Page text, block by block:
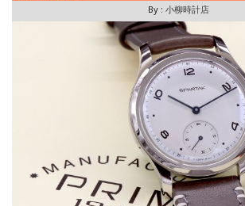
By : 小柳時計店